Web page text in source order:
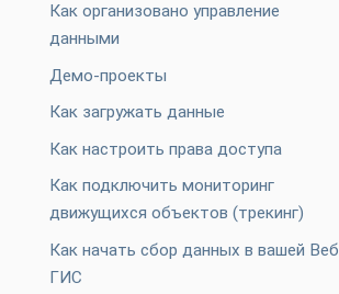
Как организовано управление
данными
Демо-проекты
Как загружать данные
Как настроить права доступа
Как подключить мониторинг
движущихся объектов (трекинг)
Как начать сбор данных в вашей Веб
ГИС